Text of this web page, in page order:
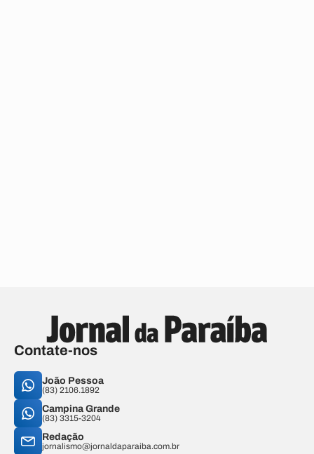
Contate-nos
João Pessoa
(83) 2106.1892
Campina Grande
(83) 3315-3204
Redação
jornalismo@jornaldaparaiba.com.br